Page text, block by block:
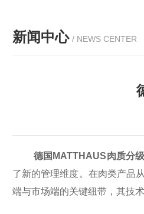
新闻中心 / NEWS CENTER
德国MATTHAUS肉质分
了新的管理维度。在肉类产品
端与市场端的关键纽带，其技